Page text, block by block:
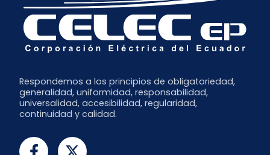
Respondemos a los principios de obligatoriedad,
generalidad, uniformidad, responsabilidad,
universalidad, accesibilidad, regularidad,
continuidad y calidad.